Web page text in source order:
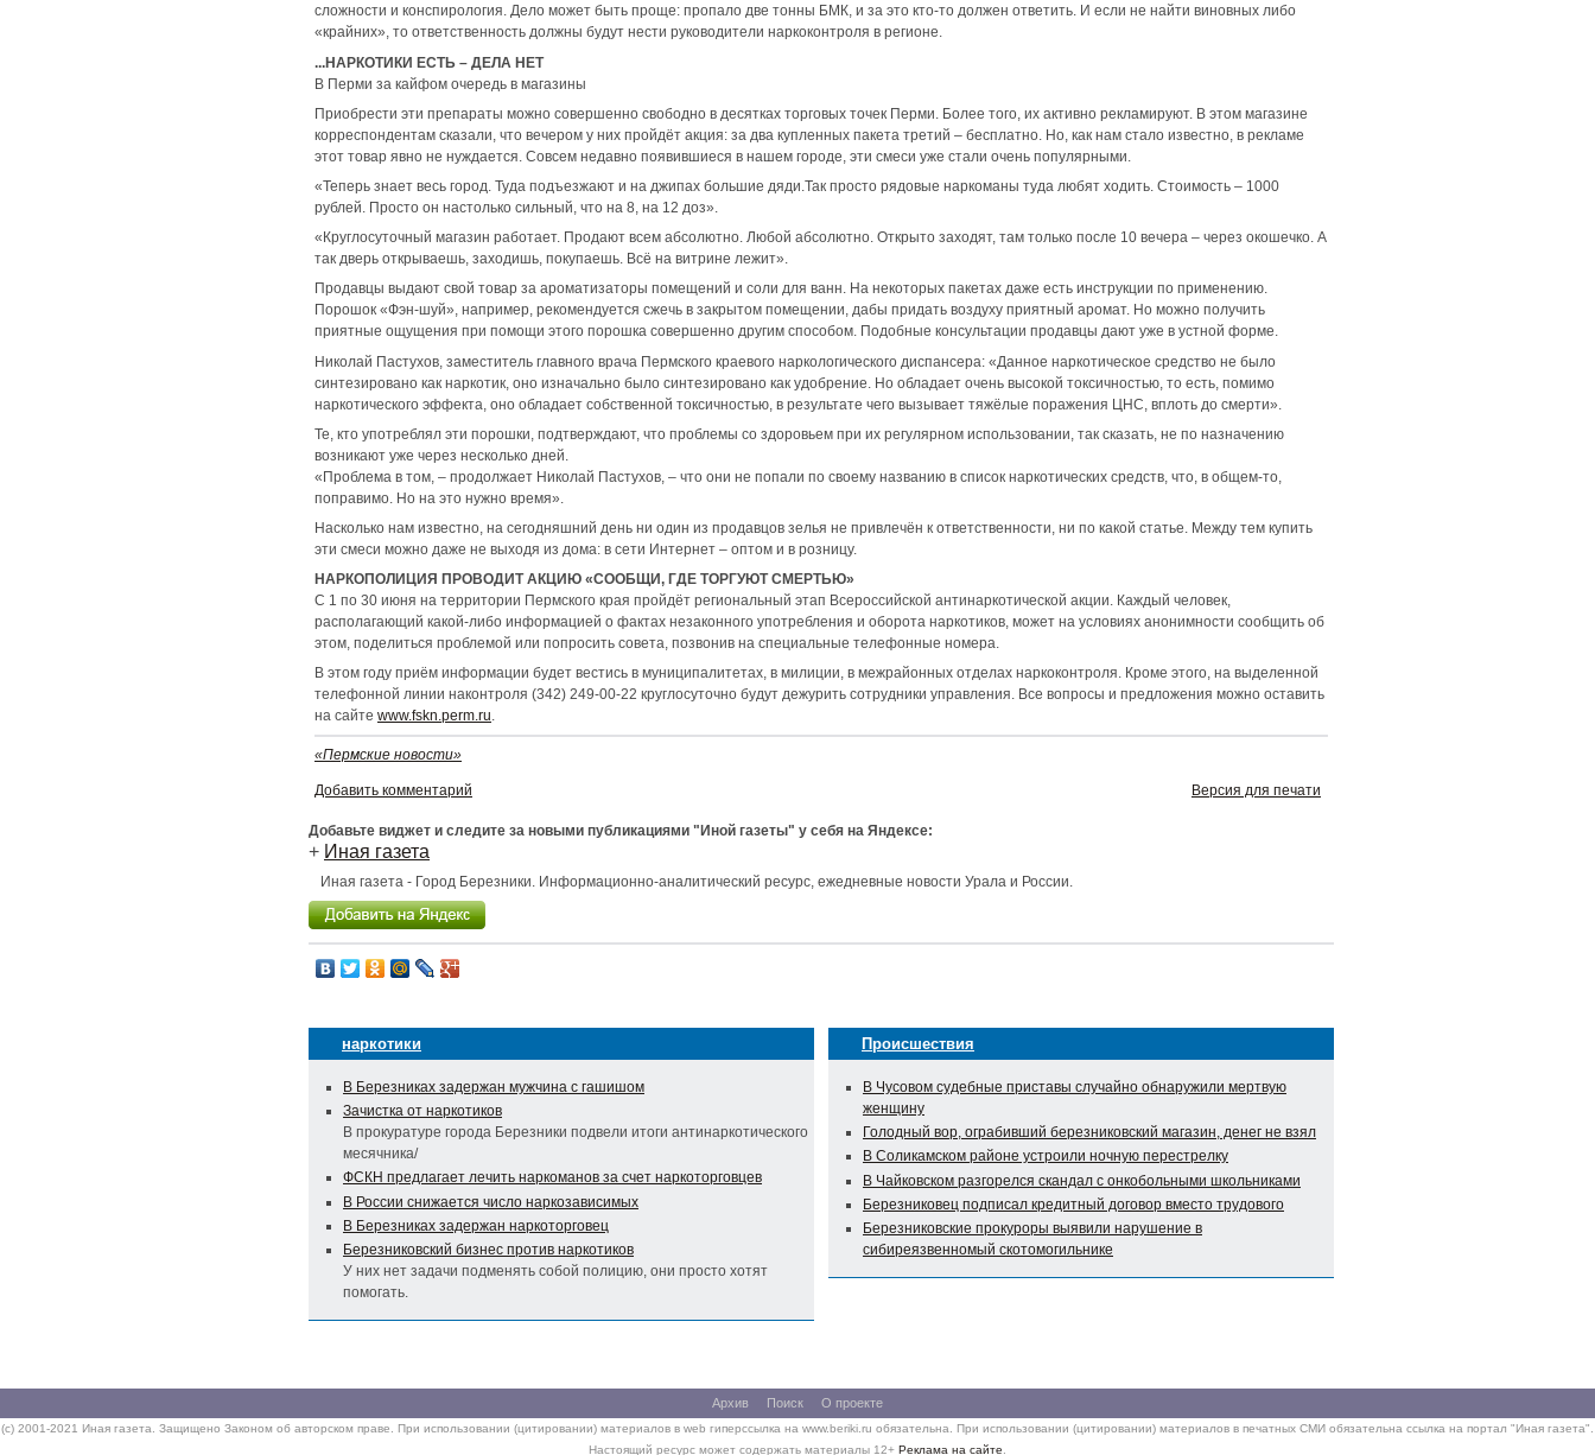
сложности и конспирология. Дело может быть проще: пропало две тонны БМК, и за это кто-то должен ответить. И если не найти виновных либо
«крайних», то ответственность должны будут нести руководители наркоконтроля в регионе.
...НАРКОТИКИ ЕСТЬ – ДЕЛА НЕТ
В Перми за кайфом очередь в магазины
Приобрести эти препараты можно совершенно свободно в десятках торговых точек Перми. Более того, их активно рекламируют. В этом магазине
корреспондентам сказали, что вечером у них пройдёт акция: за два купленных пакета третий – бесплатно. Но, как нам стало известно, в рекламе
этот товар явно не нуждается. Совсем недавно появившиеся в нашем городе, эти смеси уже стали очень популярными.
«Теперь знает весь город. Туда подъезжают и на джипах большие дяди.Так просто рядовые наркоманы туда любят ходить. Стоимость – 1000
рублей. Просто он настолько сильный, что на 8, на 12 доз».
«Круглосуточный магазин работает. Продают всем абсолютно. Любой абсолютно. Открыто заходят, там только после 10 вечера – через окошечко. А
так дверь открываешь, заходишь, покупаешь. Всё на витрине лежит».
Продавцы выдают свой товар за ароматизаторы помещений и соли для ванн. На некоторых пакетах даже есть инструкции по применению.
Порошок «Фэн-шуй», например, рекомендуется сжечь в закрытом помещении, дабы придать воздуху приятный аромат. Но можно получить
приятные ощущения при помощи этого порошка совершенно другим способом. Подобные консультации продавцы дают уже в устной форме.
Николай Пастухов, заместитель главного врача Пермского краевого наркологического диспансера: «Данное наркотическое средство не было
синтезировано как наркотик, оно изначально было синтезировано как удобрение. Но обладает очень высокой токсичностью, то есть, помимо
наркотического эффекта, оно обладает собственной токсичностью, в результате чего вызывает тяжёлые поражения ЦНС, вплоть до смерти».
Те, кто употреблял эти порошки, подтверждают, что проблемы со здоровьем при их регулярном использовании, так сказать, не по назначению
возникают уже через несколько дней.
«Проблема в том, – продолжает Николай Пастухов, – что они не попали по своему названию в список наркотических средств, что, в общем-то,
поправимо. Но на это нужно время».
Насколько нам известно, на сегодняшний день ни один из продавцов зелья не привлечён к ответственности, ни по какой статье. Между тем купить
эти смеси можно даже не выходя из дома: в сети Интернет – оптом и в розницу.
НАРКОПОЛИЦИЯ ПРОВОДИТ АКЦИЮ «СООБЩИ, ГДЕ ТОРГУЮТ СМЕРТЬЮ»
С 1 по 30 июня на территории Пермского края пройдёт региональный этап Всероссийской антинаркотической акции. Каждый человек,
располагающий какой-либо информацией о фактах незаконного употребления и оборота наркотиков, может на условиях анонимности сообщить об
этом, поделиться проблемой или попросить совета, позвонив на специальные телефонные номера.
В этом году приём информации будет вестись в муниципалитетах, в милиции, в межрайонных отделах наркоконтроля. Кроме этого, на выделенной
телефонной линии наконтроля (342) 249-00-22 круглосуточно будут дежурить сотрудники управления. Все вопросы и предложения можно оставить
на сайте www.fskn.perm.ru.
«Пермские новости»
Добавить комментарий Версия для печати
Добавьте виджет и следите за новыми публикациями "Иной газеты" у себя на Яндексе:
+ Иная газета
Иная газета - Город Березники. Информационно-аналитический ресурс, ежедневные новости Урала и России.
наркотики
В Березниках задержан мужчина с гашишом
Зачистка от наркотиков
В прокуратуре города Березники подвели итоги антинаркотического
месячника/
ФСКН предлагает лечить наркоманов за счет наркоторговцев
В России снижается число наркозависимых
В Березниках задержан наркоторговец
Березниковский бизнес против наркотиков
У них нет задачи подменять собой полицию, они просто хотят
помогать.
Происшествия
В Чусовом судебные приставы случайно обнаружили мертвую
женщину
Голодный вор, ограбивший березниковский магазин, денег не взял
В Соликамском районе устроили ночную перестрелку
В Чайковском разгорелся скандал с онкобольными школьниками
Березниковец подписал кредитный договор вместо трудового
Березниковские прокуроры выявили нарушение в
сибиреязвенномый скотомогильнике
Архив Поиск О проекте
(c) 2001-2021 Иная газета. Защищено Законом об авторском праве. При использовании (цитировании) материалов в web гиперссылка на www.beriki.ru обязательна. При использовании (цитировании) материалов в печатных СМИ обязательна ссылка на портал "Иная газета".
Настоящий ресурс может содержать материалы 12+ Реклама на сайте